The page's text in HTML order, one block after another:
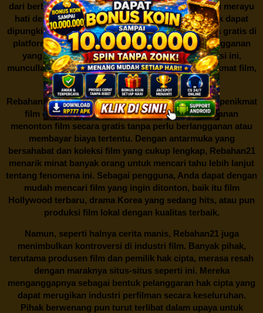
dari berbagai genre untuk mengisi waktu luang atau merayu
hati dengan kisah yang mengharu biru. Namun, tak dapat
dipungkiri bahwa akses untuk menonton film secara gratis di
platform resmi seringkali memerlukan biaya berlangganan
yang tidak semua orang mampu. Di tengah situasi ini,
muncullah sebuah alternatif menarik bagi para penikmat film,
yaitu Rebahan21.
Rebahan21menjadi bualan hangat di kalangan para penikmat
film di Indonesia. Situs web ini menawarkan layanan
menonton film secara gratis tanpa perlu berlangganan atau
membayar biaya tertentu. Dengan antarmuka yang
bersahabat dan koleksi film yang cukup lengkap, Rebahan21
menarik minat banyak orang untuk mencari tahu lebih lanjut
tentang fenomena ini. Sebagai pengguna, Anda dapat dengan
mudah mencari film yang ingin ditonton, baik itu film
Hollywood terbaru, drama Korea yang sedang hits, atau pun
produksi film lokal dengan kualitas terbaik.
Namun, seperti halnya cerita manis, Rebahan21juga
menimbulkan kontroversi di industri film. Banyak pihak,
terutama produsen film dan pemilik hak cipta, merasa resah
dengan maraknya situs-situs seperti ini. Mereka
menganggapnya sebagai bentuk pelanggaran hak cipta yang
dapat merugikan industri perfilman secara keseluruhan.
Pihak berwenang pun turut terlibat dalam upaya untuk